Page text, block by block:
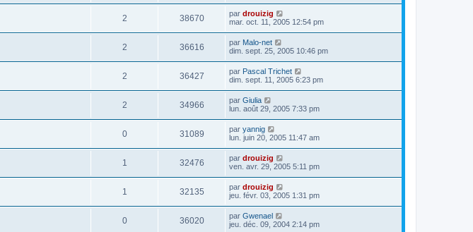
2 38670 par drouizig
mar. oct. 11, 2005 12:54 pm
2 36616 par Malo-net
dim. sept. 25, 2005 10:46 pm
2 36427 par Pascal Trichet
dim. sept. 11, 2005 6:23 pm
2 34966 par Giulia
lun. août 29, 2005 7:33 pm
0 31089 par yannig
lun. juin 20, 2005 11:47 am
1 32476 par drouizig
ven. avr. 29, 2005 5:11 pm
1 32135 par drouizig
jeu. févr. 03, 2005 1:31 pm
0 36020 par Gwenael
jeu. déc. 09, 2004 2:14 pm